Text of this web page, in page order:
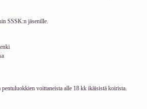
SSSK:n jäsenille.
voittaneista alle 18 kk ikäisistä koirista.